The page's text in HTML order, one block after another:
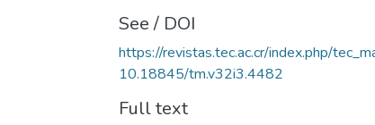
See / DOI
https://revistas.tec.ac.cr/index.php/
10.18845/tm.v32i3.4482
Full text